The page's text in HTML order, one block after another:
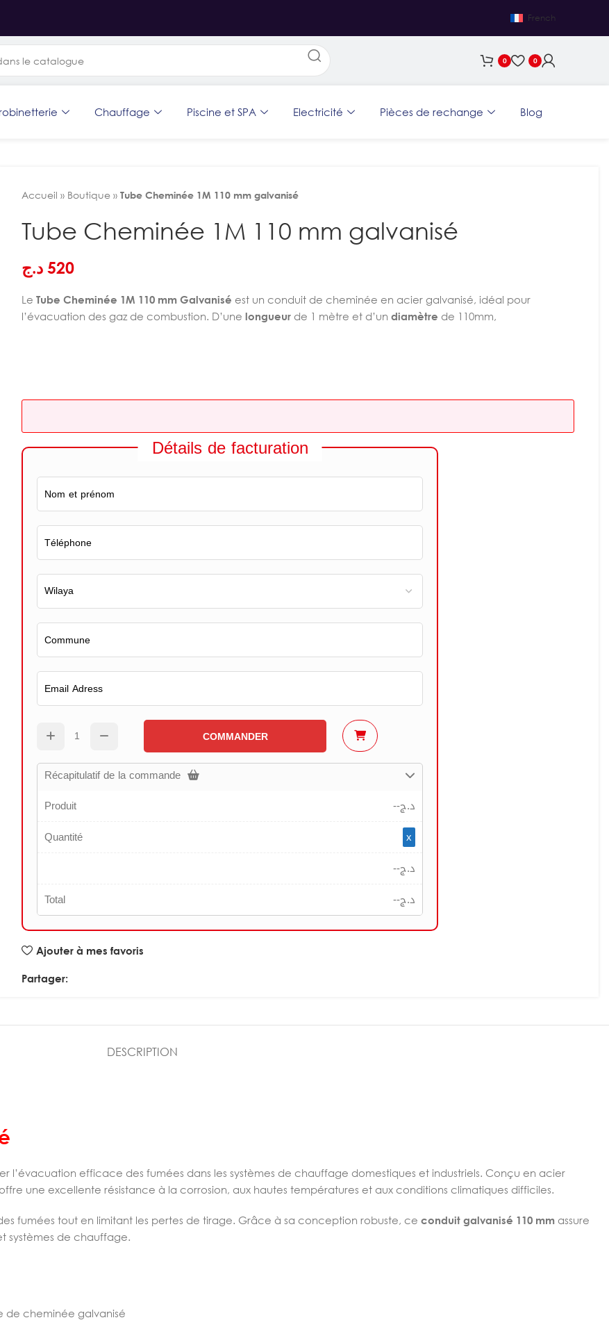
French
0 0
Chauffage Piscine et SPA Electricité Pièces de rechange Blog
Accueil » Boutique » Tube Cheminée 1M 110 mm galvanisé
Tube Cheminée 1M 110 mm galvanisé
520 د.ج
Le Tube Cheminée 1M 110 mm Galvanisé est un conduit de cheminée en acier galvanisé, idéal pour
l’évacuation des gaz de combustion. D’une longueur de 1 mètre et d’un diamètre de 110mm,
Détails de facturation
COMMANDER
Récapitulatif de la commande
Produit
--د.ج
Quantité
x
--د.ج
Total
--د.ج
Ajouter à mes favoris
Partager:
DESCRIPTION
l’évacuation efficace des fumées dans les systèmes de chauffage domestiques et industriels. Conçu en acier
une excellente résistance à la corrosion, aux hautes températures et aux conditions climatiques difficiles.
fumées tout en limitant les pertes de tirage. Grâce à sa conception robuste, ce conduit galvanisé 110 mm assure
systèmes de chauffage.
de cheminée galvanisé